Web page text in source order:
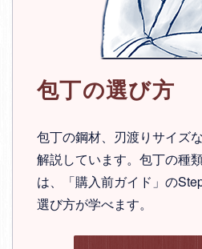
包丁の選び方
包丁の鋼材、刃渡りサイズ
解説しています。包丁の種
は、「購入前ガイド」の
選び方が学べます。